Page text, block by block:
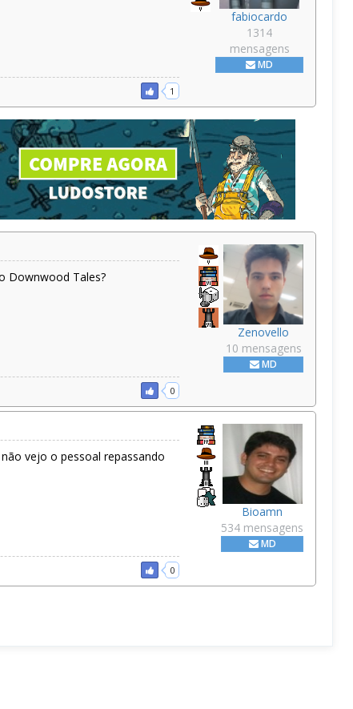
fabiocardo
1314
mensagens
MD
1
Zenovello
10 mensagens
MD
Downwood Tales?
0
Bioamn
534 mensagens
MD
vejo o pessoal repassando
0